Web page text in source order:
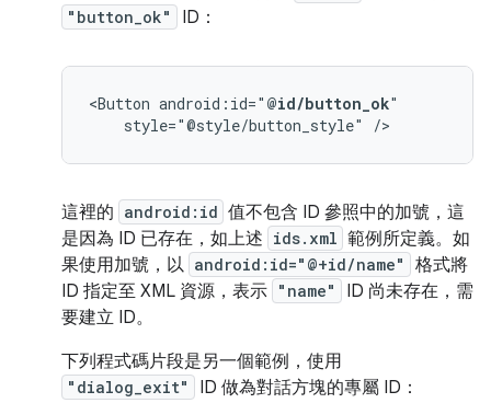
"button_ok" ID：
<Button android:id=" @id/button_ok
style="@style/button_style"
/>
這裡的 android:id 值不包含 ID 參照中的加號，這
是因為 ID 已存在，如上述 ids.xml 範例所定義。如
果使用加號，以 android:id="@+id/name"
格式將
ID 指定至 XML 資源，表示 "name"
ID 尚未存在，需
要建立 ID。
下列程式碼片段是另一個範例，使用
"dialog_exit"
ID 做為對話方塊的專屬 ID：